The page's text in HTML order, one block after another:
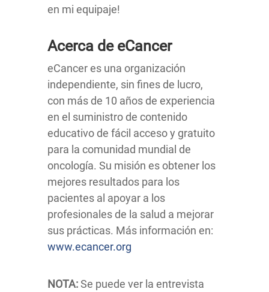
en mi equipaje!
Acerca de eCancer
eCancer es una organización
independiente, sin fines de lucro,
con más de 10 años de experiencia
en el suministro de contenido
educativo de fácil acceso y gratuito
para la comunidad mundial de
oncología. Su misión es obtener los
mejores resultados para los
pacientes al apoyar a los
profesionales de la salud a mejorar
sus prácticas. Más información en:
www.ecancer.org
NOTA:Se puede ver la entrevista